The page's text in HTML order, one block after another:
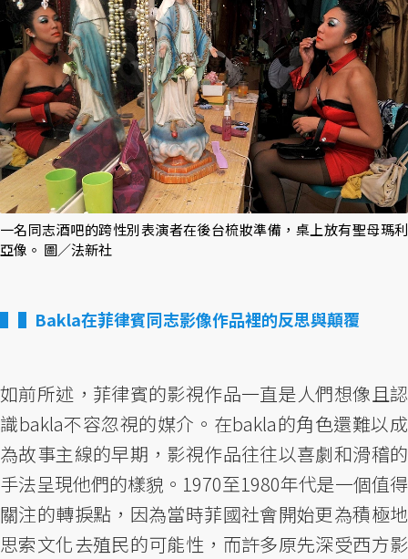
一名同志酒吧的跨性別表演者在後台梳妝準備，桌上放有聖母瑪利
亞像。 圖／法新社
▌Bakla在菲律賓同志影像作品裡的反思與顛覆
如前所述，菲律賓的影視作品一直是人們想像且認
識bakla不容忽視的媒介。在bakla的角色還難以成
為故事主線的早期，影視作品往往以喜劇和滑稽的
手法呈現他們的樣貌。1970至1980年代是一個值得
關注的轉捩點，因為當時菲國社會開始更為積極地
思索文化去殖民的可能性，而許多原先深受西方影